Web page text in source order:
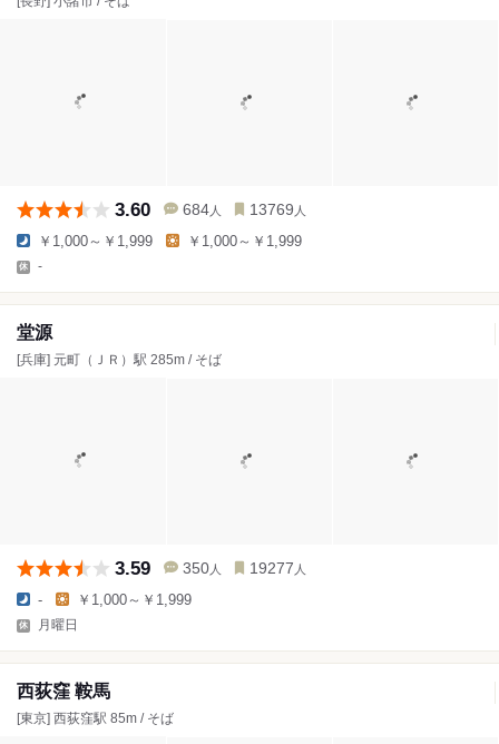
3.60 684 人 13769 人
￥1,000～￥1,999 ￥1,000～￥1,999
-
堂源
[兵庫] 元町（ＪＲ）駅 285m / そば
3.59 350 人 19277 人
- ￥1,000～￥1,999
月曜日
西荻窪 鞍馬
[東京] 西荻窪駅 85m / そば